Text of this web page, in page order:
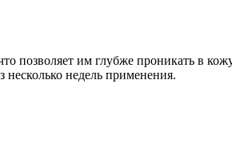
им глубже проникать в
недель применения.